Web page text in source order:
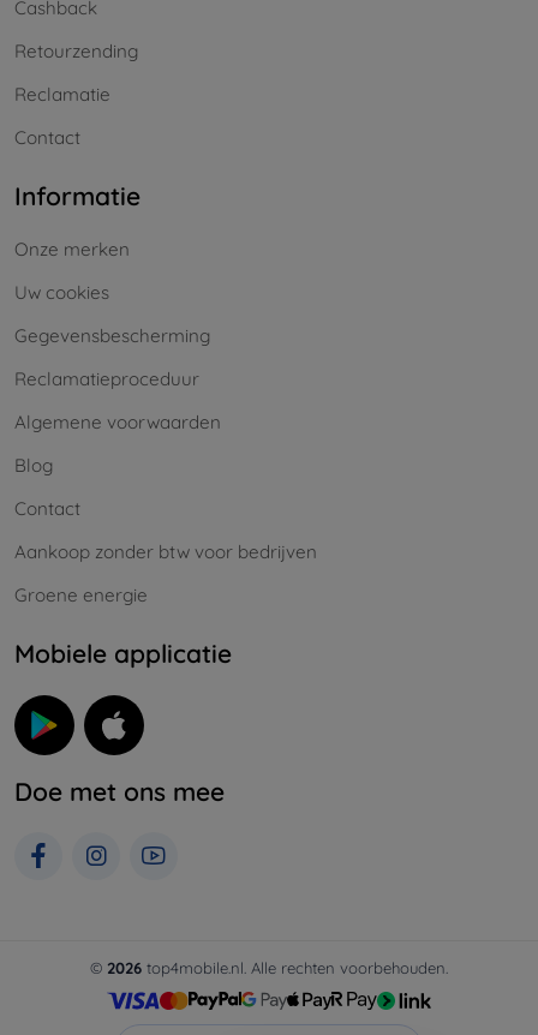
Cashback
Retourzending
Reclamatie
Contact
Informatie
Onze merken
Uw cookies
Gegevensbescherming
Reclamatieproceduur
Algemene voorwaarden
Blog
Contact
Aankoop zonder btw voor bedrijven
Groene energie
Mobiele applicatie
Doe met ons mee
© 2026 top4mobile.nl. Alle rechten voorbehouden.